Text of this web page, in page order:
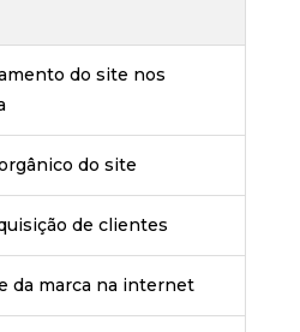
do site nos
do site
de clientes
da marca na internet